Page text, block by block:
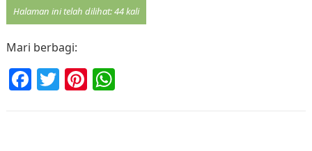
Halaman ini telah dilihat: 44 kali
Mari berbagi:
F T Pi W